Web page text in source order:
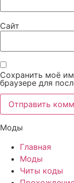
Сайт
Сохранить моё
браузере для
Моды
Главная
Моды
Читы коды